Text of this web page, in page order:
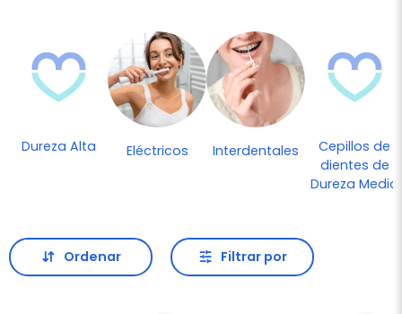
Dureza Alta Eléctricos Interdentales
Cepillos de
dientes de
Dureza Media
Ordenar Filtrar por